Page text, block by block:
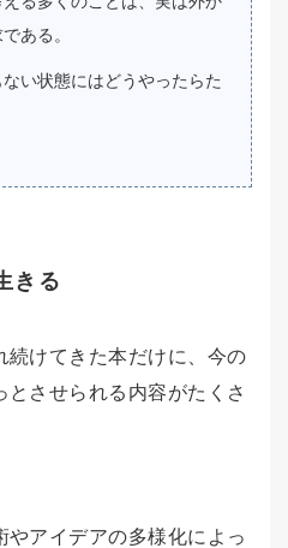
ある。
い状態にはどうやったらた
きる
続けてきた本だけに、今の
させられる内容がたくさ
やアイデアの多様化によっ